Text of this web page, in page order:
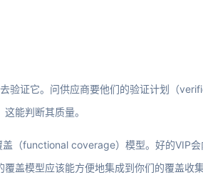
验证它。问供应商要他们的验证计划（
能判断其质量。
（functional coverage）模型。好的VIP
盖模型应该能方便地集成到你们的覆盖收集